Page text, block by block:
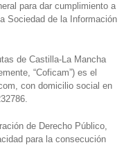
para dar cumplimiento a
Sociedad de la Información
de Castilla-La Mancha
“Coficam”) es el
con domicilio social en
de Derecho Público,
para la consecución